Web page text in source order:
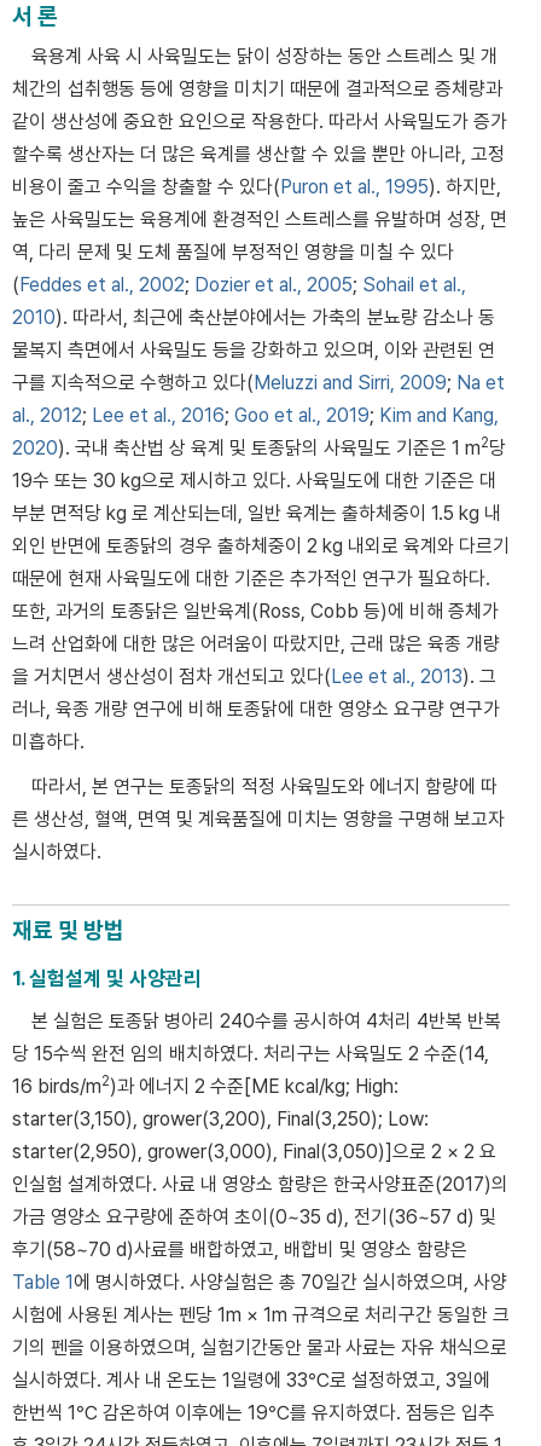
서 론
육용계 사육 시 사육밀도는 닭이 성장하는 동안 스트레스 및 개
체간의 섭취행동 등에 영향을 미치기 때문에 결과적으로 증체량과
같이 생산성에 중요한 요인으로 작용한다. 따라서 사육밀도가 증가
할수록 생산자는 더 많은 육계를 생산할 수 있을 뿐만 아니라, 고정
비용이 줄고 수익을 창출할 수 있다(Puron et al., 1995). 하지만,
높은 사육밀도는 육용계에 환경적인 스트레스를 유발하며 성장, 면
역, 다리 문제 및 도체 품질에 부정적인 영향을 미칠 수 있다
(Feddes et al., 2002; Dozier et al., 2005; Sohail et al.,
2010). 따라서, 최근에 축산분야에서는 가축의 분뇨량 감소나 동
물복지 측면에서 사육밀도 등을 강화하고 있으며, 이와 관련된 연
구를 지속적으로 수행하고 있다(Meluzzi and Sirri, 2009; Na et
al., 2012; Lee et al., 2016; Goo et al., 2019; Kim and Kang,
2020). 국내 축산법 상 육계 및 토종닭의 사육밀도 기준은 1 m2당
19수 또는 30 kg으로 제시하고 있다. 사육밀도에 대한 기준은 대
부분 면적당 kg 로 계산되는데, 일반 육계는 출하체중이 1.5 kg 내
외인 반면에 토종닭의 경우 출하체중이 2 kg 내외로 육계와 다르기
때문에 현재 사육밀도에 대한 기준은 추가적인 연구가 필요하다.
또한, 과거의 토종닭은 일반육계(Ross, Cobb 등)에 비해 증체가
느려 산업화에 대한 많은 어려움이 따랐지만, 근래 많은 육종 개량
을 거치면서 생산성이 점차 개선되고 있다(Lee et al., 2013). 그
러나, 육종 개량 연구에 비해 토종닭에 대한 영양소 요구량 연구가
미흡하다.
따라서, 본 연구는 토종닭의 적정 사육밀도와 에너지 함량에 따
른 생산성, 혈액, 면역 및 계육품질에 미치는 영향을 구명해 보고자
실시하였다.
재료 및 방법
1. 실험설계 및 사양관리
본 실험은 토종닭 병아리 240수를 공시하여 4처리 4반복 반복
당 15수씩 완전 임의 배치하였다. 처리구는 사육밀도 2 수준(14,
16 birds/m2)과 에너지 2 수준[ME kcal/kg; High:
starter(3,150), grower(3,200), Final(3,250); Low:
starter(2,950), grower(3,000), Final(3,050)]으로 2 × 2 요
인실험 설계하였다. 사료 내 영양소 함량은 한국사양표준(2017)의
가금 영양소 요구량에 준하여 초이(0~35 d), 전기(36~57 d) 및
후기(58~70 d)사료를 배합하였고, 배합비 및 영양소 함량은
Table 1에 명시하였다. 사양실험은 총 70일간 실시하였으며, 사양
시험에 사용된 계사는 펜당 1m × 1m 규격으로 처리구간 동일한 크
기의 펜을 이용하였으며, 실험기간동안 물과 사료는 자유 채식으로
실시하였다. 계사 내 온도는 1일령에 33℃로 설정하였고, 3일에
한번씩 1℃ 감온하여 이후에는 19℃를 유지하였다. 점등은 입추